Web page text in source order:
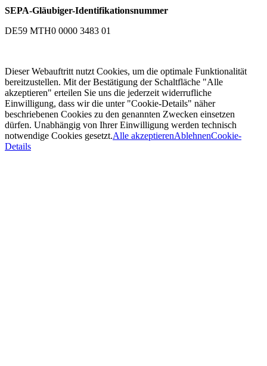
SEPA-Gläubiger-Identifikationsnummer
DE59 MTH0 0000 3483 01
Dieser Webauftritt nutzt Cookies, um die optimale Funktionalität
bereitzustellen. Mit der Bestätigung der Schaltfläche "Alle
akzeptieren" erteilen Sie uns die jederzeit widerrufliche
Einwilligung, dass wir die unter "Cookie-Details" näher
beschriebenen Cookies zu den genannten Zwecken einsetzen
dürfen. Unabhängig von Ihrer Einwilligung werden technisch
notwendige Cookies gesetzt.Alle akzeptierenAblehnenCookie-
Details